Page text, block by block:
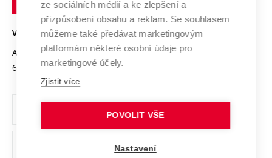
Open Science
Projekty
Projekty ze strukturálních fondů
Specifický výzkum
Mezinárodní dohody
Univerzitní sítě
Bezpečná univerzita
Vyznamenání
Organizační struktura
Ochrana osobních údajů
VYSOKÉ UČENÍ TECHNICKÉ V BRNĚ
Antonínská 548/1
602 00 Brno
www.vut.cz
vut@vutbr.cz
ze sociálních médií a ke zlepšení a
přizpůsobení obsahu a reklam. Se souhlasem
můžeme také předávat marketingovým
platformám některé osobní údaje pro
marketingové účely.
Zjistit více
POVOLIT VŠE
Nastavení